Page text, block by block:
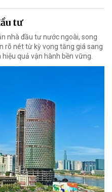
tư
nhà đầu tư nước ngoài, song
rõ nét từ kỳ vọng tăng giá sang
quả vận hành bền vững.